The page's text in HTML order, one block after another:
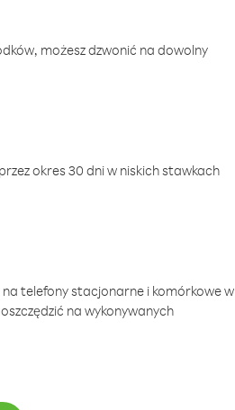
możesz dzwonić na dowolny
okres 30 dni w niskich stawkach
telefony stacjonarne i komórkowe w
na wykonywanych